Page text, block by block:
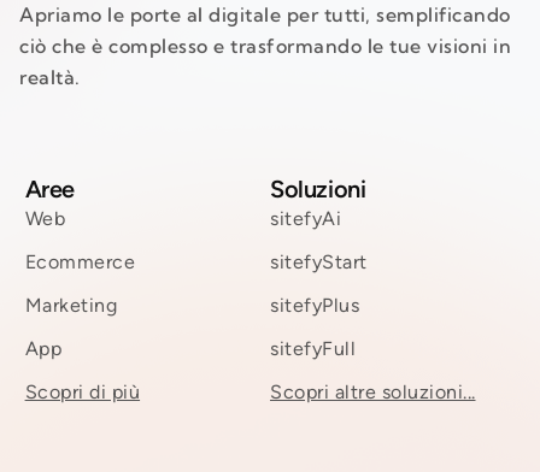
Apriamo le porte al digitale per tutti, semplificando
ciò che è complesso e trasformando le tue visioni in
realtà.
Aree
Web
Ecommerce
Marketing
App
Scopri di più
Soluzioni
sitefyAi
sitefyStart
sitefyPlus
sitefyFull
Scopri altre soluzioni...